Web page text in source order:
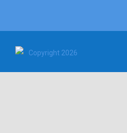
Copyright 2026